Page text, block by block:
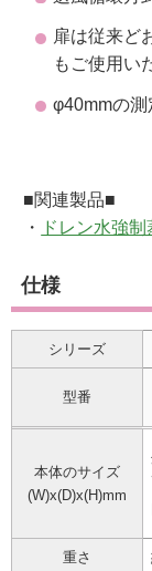
扉は従来ど
もご使用い
φ40mmの測
■関連製品■
・
ドレン水強
仕様
シリーズ
型番
本体のサイズ
(W)x(D)x(H)mm
重さ